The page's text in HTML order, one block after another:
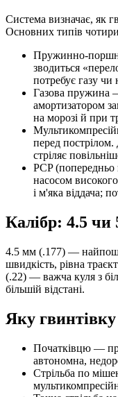
Система визначає, як
Основних типів
Пружинно-
зводиться
потребує газу чи
Газова пружина
амортизатором
на морозі й при
перед
стріляє
PCP
насосом
і м'яка віддача;
Калібр: 4.5 чи
4.5 мм (.177) —
швидкість, рівна
(.22) — важча куля з
більшій відстані.
Яку
Початківцю —
автономна,
Стрільба по